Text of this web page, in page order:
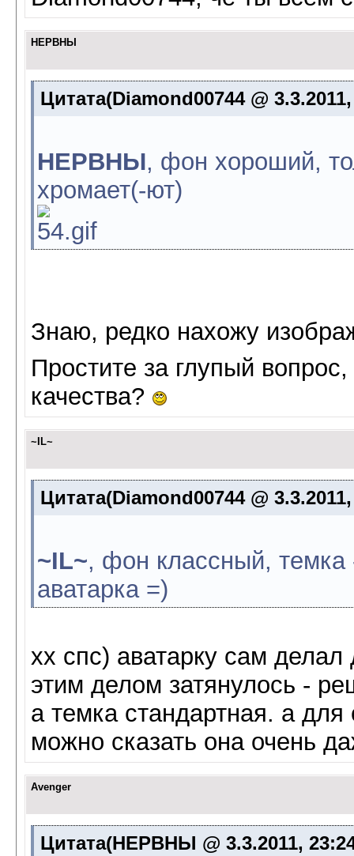
НЕРВНЫ
Цитата(Diamond00744 @
НЕРВНЫ, фон хороший,
хромает(-ют)
Знаю, редко нахожу
Простите за глупый
качества?
~IL~
Цитата(Diamond00744 @
~IL~, фон классный,
аватарка =)
хх спс) аватарку сам делал
этим делом затянулось -
а темка стандартная. а
можно сказать она очень
Avenger
Цитата(НЕРВНЫ @ 3.3.2011,